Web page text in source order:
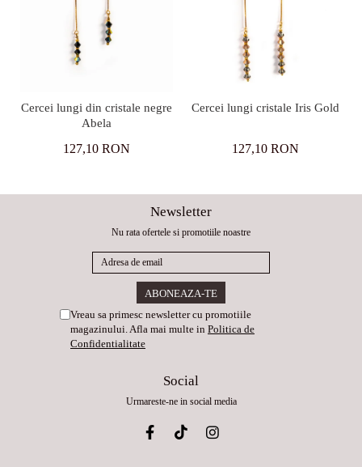
Cercei lungi din cristale negre
Abela
127,10 RON
Cercei lungi cristale Iris Gold
127,10 RON
Newsletter
Nu rata ofertele si promotiile noastre
Vreau sa primesc newsletter cu promotiile
magazinului. Afla mai multe in Politica de
Confidentialitate
Social
Urmareste-ne in social media